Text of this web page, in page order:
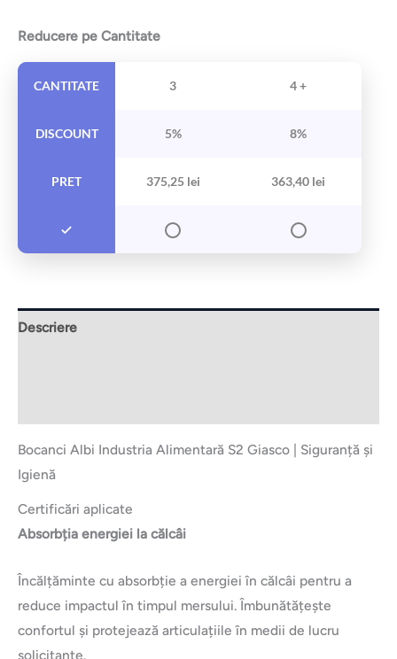
Reducere pe Cantitate
CANTITATE
DISCOUNT
PRET
3 4 +
5% 8%
375,25 lei 363,40 lei
Descriere
Bocanci Albi Industria Alimentară S2 Giasco | Siguranță și
Igienă
Certificări aplicate
Absorbția energiei la călcâi
Încălțăminte cu absorbție a energiei în călcâi pentru a
reduce impactul în timpul mersului. Îmbunătățește
confortul și protejează articulațiile în medii de lucru
solicitante.